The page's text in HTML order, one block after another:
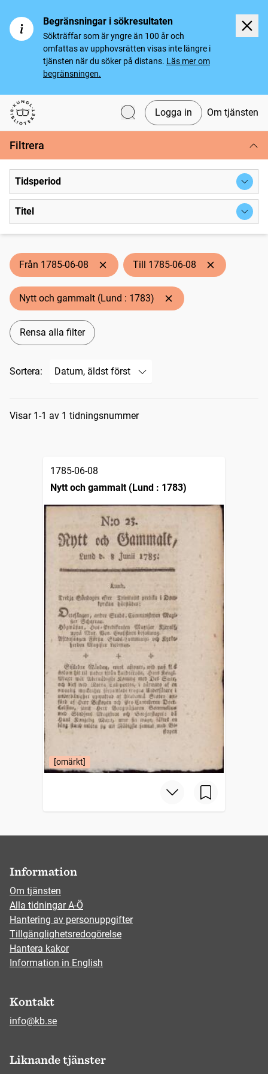
Begränsningar i sökresultaten
Sökträffar som är yngre än 100 år och
omfattas av upphovsrätten visas inte längre i
tjänsten när du söker på distans. Läs mer om
begränsningen.
Svenska tidningar
Logga in Om tjänsten
Filtrera
Tidsperiod
Titel
Från 1785-06-08 Till 1785-06-08
Nytt och gammalt (Lund : 1783)
Rensa alla filter
Sortera:
Sökresultat
Visar 1-1 av 1 tidningsnummer
1785-06-08
Nytt och gammalt (Lund : 1783)
[omärkt]
Information
Om tjänsten
Alla tidningar A-Ö
Hantering av personuppgifter
Tillgänglighetsredogörelse
Hantera kakor
Information in English
Kontakt
info@kb.se
Liknande tjänster